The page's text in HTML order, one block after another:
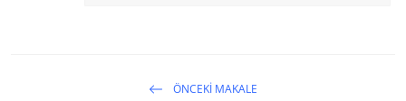
ÖNCEKI MAKALE